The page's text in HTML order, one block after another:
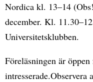
Nordica kl. 13–14
december. Kl.
Universitetsklubben.
Föreläsningen är